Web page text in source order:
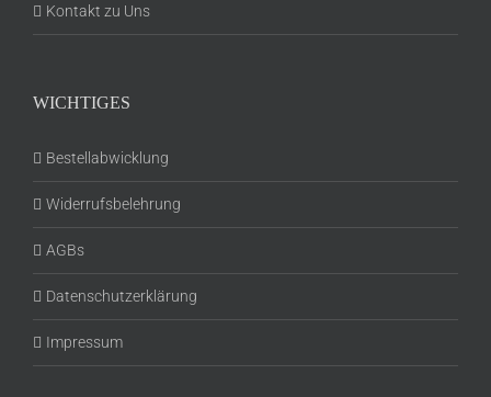
Kontakt zu Uns
WICHTIGES
Bestellabwicklung
Widerrufsbelehrung
AGBs
Datenschutzerklärung
Impressum